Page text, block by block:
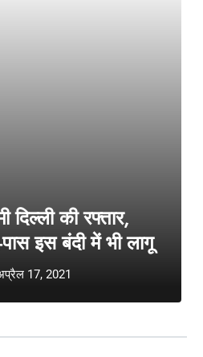
दिल्ली की रफ्तार,
इस बंदी में भी लागू
17, 2021